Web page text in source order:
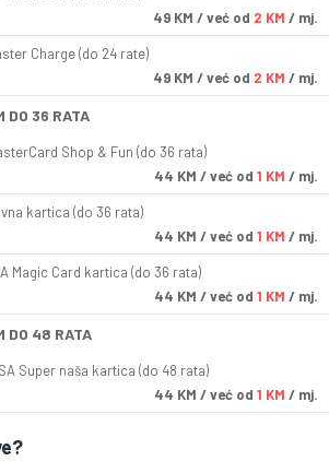
49 KM / već od 2 KM / mj.
Charge (do 24 rate)
49 KM / već od 2 KM / mj.
DO 36 RATA
Shop & Fun (do 36 rata)
44 KM / već od 1 KM / mj.
kartica (do 36 rata)
44 KM / već od 1 KM / mj.
Magic Card kartica (do 36 rata)
44 KM / već od 1 KM / mj.
DO 48 RATA
Super naša kartica (do 48 rata)
44 KM / već od 1 KM / mj.